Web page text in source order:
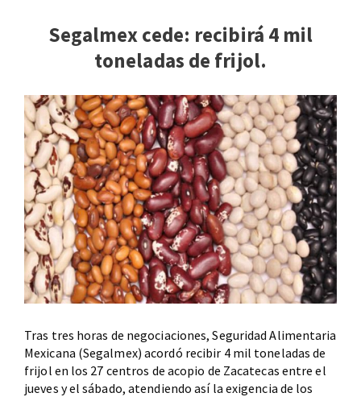
Segalmex cede: recibirá 4 mil
toneladas de frijol.
Tras tres horas de negociaciones, Seguridad Alimentaria
Mexicana (Segalmex) acordó recibir 4 mil toneladas de
frijol en los 27 centros de acopio de Zacatecas entre el
jueves y el sábado, atendiendo así la exigencia de los